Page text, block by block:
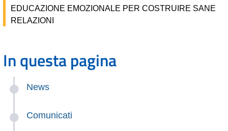
EDUCAZIONE EMOZIONALE PER COSTRUIRE SANE
RELAZIONI
In questa pagina
News
Comunicati